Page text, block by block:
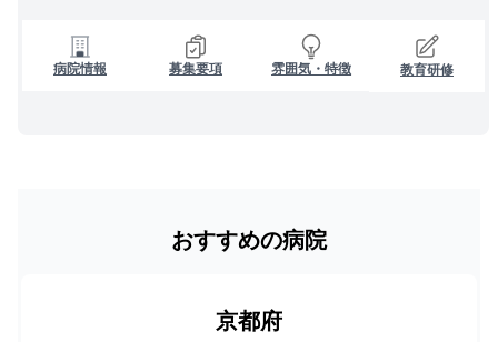
病院情報 募集要項 雰囲気・特徴 教育研修
おすすめの病院
京都府